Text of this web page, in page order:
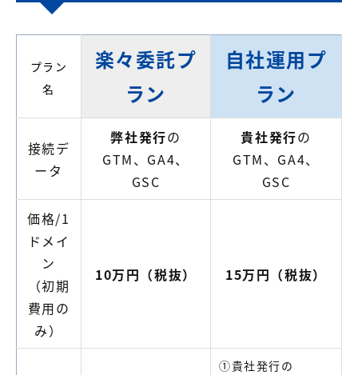
プラン
名
楽々委託プ
ラン
自社運用プ
ラン
接続デ
ータ
弊社発行の
GTM、GA4、
GSC
貴社発行の
GTM、GA4、
GSC
価格/1
ドメイ
ン
（初期
費用の
み）
10万円（税抜） 15万円（税抜）
①貴社発行の